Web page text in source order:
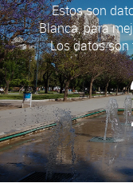
Estos son
Blanca, para
Los datos son